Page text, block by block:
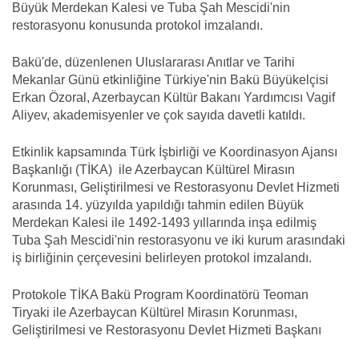
Büyük Merdekan Kalesi ve Tuba Şah Mescidi'nin
restorasyonu konusunda protokol imzalandı.
Bakü'de, düzenlenen Uluslararası Anıtlar ve Tarihi
Mekanlar Günü etkinliğine Türkiye'nin Bakü Büyükelçisi
Erkan Özoral, Azerbaycan Kültür Bakanı Yardımcısı Vagif
Aliyev, akademisyenler ve çok sayıda davetli katıldı.
Etkinlik kapsamında Türk İşbirliği ve Koordinasyon Ajansı
Başkanlığı (TİKA) ile Azerbaycan Kültürel Mirasın
Korunması, Geliştirilmesi ve Restorasyonu Devlet Hizmeti
arasında 14. yüzyılda yapıldığı tahmin edilen Büyük
Merdekan Kalesi ile 1492-1493 yıllarında inşa edilmiş
Tuba Şah Mescidi'nin restorasyonu ve iki kurum arasındaki
iş birliğinin çerçevesini belirleyen protokol imzalandı.
Protokole TİKA Bakü Program Koordinatörü Teoman
Tiryaki ile Azerbaycan Kültürel Mirasın Korunması,
Geliştirilmesi ve Restorasyonu Devlet Hizmeti Başkanı